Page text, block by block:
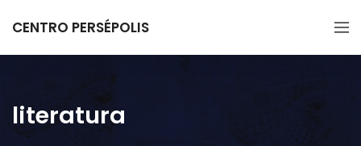
CENTRO PERSÉPOLIS
literatura